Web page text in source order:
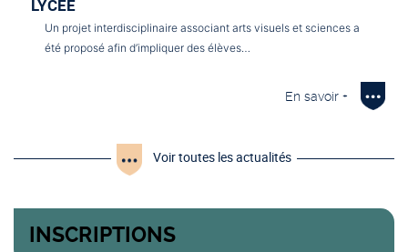
LYCÉE
Un projet interdisciplinaire associant arts visuels et sciences a
été proposé afin d’impliquer des élèves…
En savoir +
Voir toutes les actualités
INSCRIPTIONS